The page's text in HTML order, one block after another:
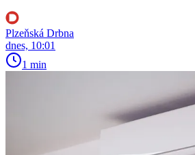
Plzeňská Drbna
dnes, 10:01
1 min